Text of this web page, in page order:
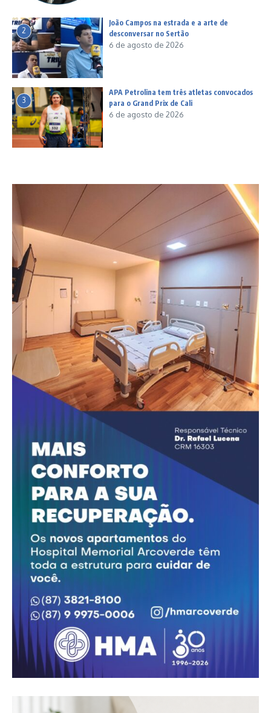
2
João Campos na estrada e a arte de
desconversar no Sertão
6 de agosto de 2026
3
APA Petrolina tem três atletas convocados
para o Grand Prix de Cali
6 de agosto de 2026